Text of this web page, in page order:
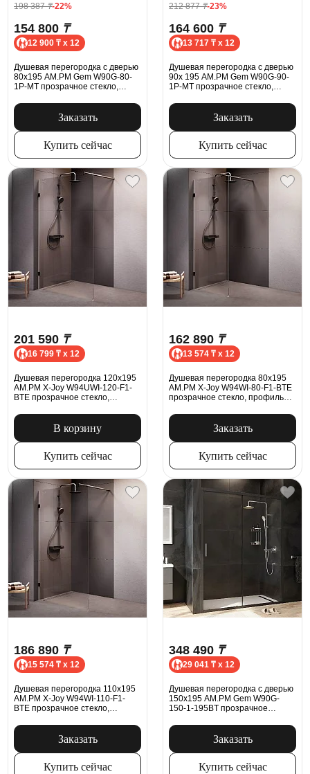
198 387₸-22%
154 800 ₸
12 900 ₸ x 12
Душевая перегородка с дверью
80x195 AM.PM Gem W90G-80-
1P-MT прозрачное стекло,
Заказать
Купить сейчас
212 877₸-23%
164 600 ₸
13 717 ₸ x 12
Душевая перегородка с дверью
90x 195 AM.PM Gem W90G-90-
1P-MT прозрачное стекло,
Заказать
Купить сейчас
201 590 ₸
16 799 ₸ x 12
Душевая перегородка 120x195
AM.PM X-Joy W94UWI-120-F1-
BTE прозрачное стекло,
В корзину
Купить сейчас
162 890 ₸
13 574 ₸ x 12
Душевая перегородка 80x195
AM.PM X-Joy W94WI-80-F1-BTE
прозрачное стекло, профиль
Заказать
Купить сейчас
186 890 ₸
15 574 ₸ x 12
Душевая перегородка 110x195
AM.PM X-Joy W94WI-110-F1-
BTE прозрачное стекло,
Заказать
Купить сейчас
348 490 ₸
29 041 ₸ x 12
Душевая перегородка с дверью
150x195 AM.PM Gem W90G-
150-1-195BT прозрачное
матовый
Заказать
Купить сейчас